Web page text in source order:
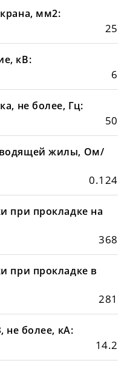
мм2:
25
кВ:
6
не более, Гц:
50
жилы, Ом/
0.124
при прокладке на
368
при прокладке в
281
не более, кА:
14.2